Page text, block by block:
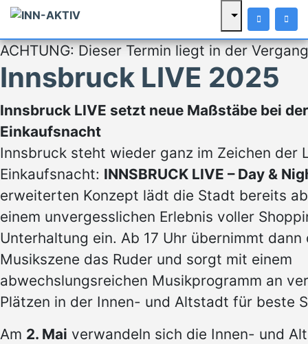
ACHTUNG: Dieser Termin liegt in der
Innsbruck LIVE 2025
Innsbruck LIVE setzt neue Maßstäbe bei
Einkaufsnacht
Innsbruck steht wieder ganz im Zeichen der
Einkaufsnacht: INNSBRUCK LIVE – Day &
erweiterten Konzept lädt die Stadt bereits
einem unvergesslichen Erlebnis voller
Unterhaltung ein. Ab 17 Uhr übernimmt dann
Musikszene das Ruder und sorgt mit einem
abwechslungsreichen Musikprogramm an
Plätzen in der Innen- und Altstadt für beste
Am 2. Mai verwandeln sich die Innen- und